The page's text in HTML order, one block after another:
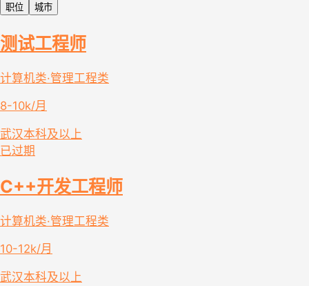
职位 城市
测试工程师
计算机类·管理工程类
8-10k/月
武汉本科及以上
已过期
C++开发工程师
计算机类·管理工程类
10-12k/月
武汉本科及以上